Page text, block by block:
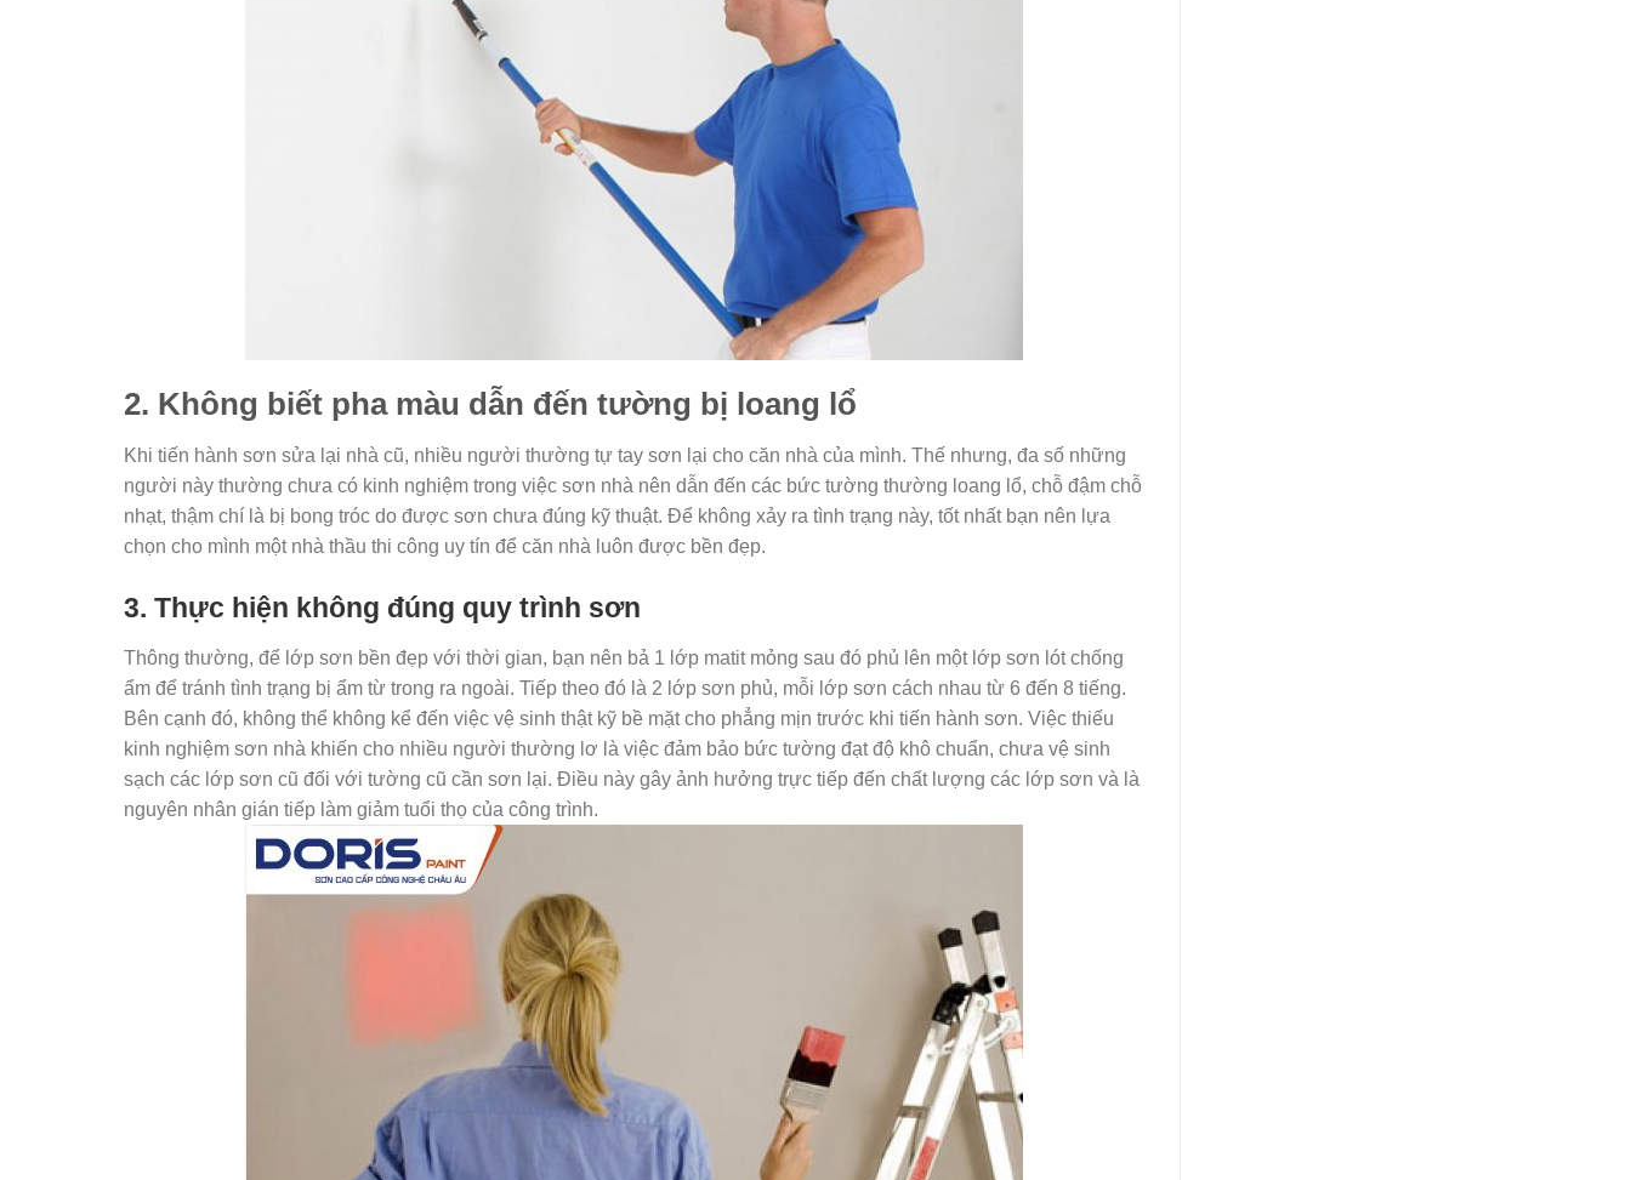
2. Không biết pha màu dẫn đến tường bị loang lổ
Khi tiến hành sơn sửa lại nhà cũ, nhiều người thường tự tay sơn lại cho căn nhà của mình. Thế nhưng, đa số những
người này thường chưa có kinh nghiệm trong việc sơn nhà nên dẫn đến các bức tường thường loang lổ, chỗ đậm chỗ
nhạt, thậm chí là bị bong tróc do được sơn chưa đúng kỹ thuật. Để không xảy ra tình trạng này, tốt nhất bạn nên lựa
chọn cho mình một nhà thầu thi công uy tín để căn nhà luôn được bền đẹp.
3. Thực hiện không đúng quy trình sơn
Thông thường, để lớp sơn bền đẹp với thời gian, bạn nên bả 1 lớp matit mỏng sau đó phủ lên một lớp sơn lót chống
ẩm để tránh tình trạng bị ẩm từ trong ra ngoài. Tiếp theo đó là 2 lớp sơn phủ, mỗi lớp sơn cách nhau từ 6 đến 8 tiếng.
Bên cạnh đó, không thể không kể đến việc vệ sinh thật kỹ bề mặt cho phẳng mịn trước khi tiến hành sơn. Việc thiếu
kinh nghiệm sơn nhà khiến cho nhiều người thường lơ là việc đảm bảo bức tường đạt độ khô chuẩn, chưa vệ sinh
sạch các lớp sơn cũ đối với tường cũ cần sơn lại. Điều này gây ảnh hưởng trực tiếp đến chất lượng các lớp sơn và là
nguyên nhân gián tiếp làm giảm tuổi thọ của công trình.